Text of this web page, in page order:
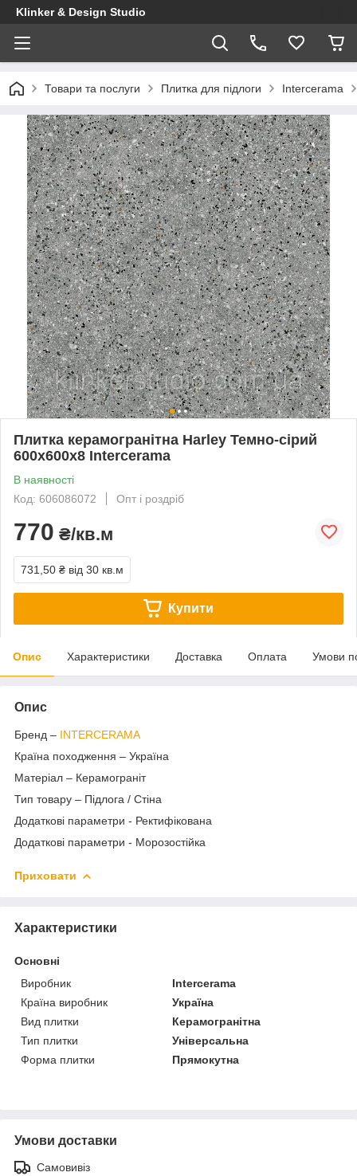
Klinker & Design Studio
Товари та послуги Плитка для підлоги Intercerama
Плитка керамогранітна Harley Темно-сірий
600x600x8 Intercerama
В наявності
Код: 606086072
Опт і роздріб
770 ₴/кв.м
731,50 ₴ від 30 кв.м
Купити
Опис Характеристики Доставка Оплата Умови
Опис
Бренд – INTERCERAMA
Країна походження – Україна
Матеріал – Керамограніт
Тип товару – Підлога / Стіна
Додаткові параметри - Ректифікована
Додаткові параметри - Морозостійка
Приховати
Характеристики
Основні
Виробник
Intercerama
Країна виробник
Україна
Вид плитки
Керамогранітна
Тип плитки
Універсальна
Форма плитки
Прямокутна
Умови доставки
Самовивіз